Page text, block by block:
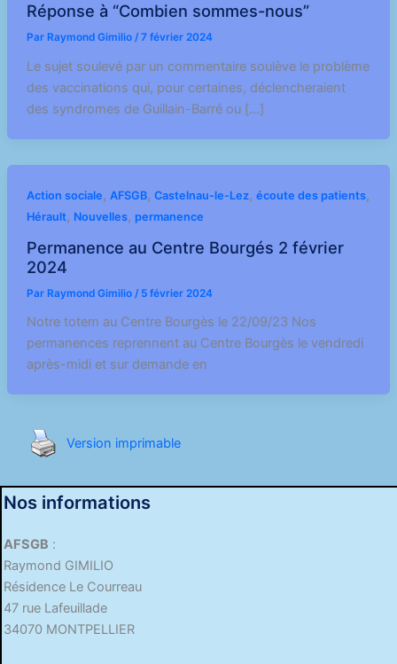
Réponse à “Combien sommes-nous”
Par Raymond Gimilio / 7 février 2024
Le sujet soulevé par un commentaire soulève le problème
des vaccinations qui, pour certaines, déclencheraient
des syndromes de Guillain-Barré ou […]
Action sociale, AFSGB, Castelnau-le-Lez, écoute des patients,
Hérault, Nouvelles, permanence
Permanence au Centre Bourgés 2 février
2024
Par Raymond Gimilio / 5 février 2024
Notre totem au Centre Bourgès le 22/09/23 Nos
permanences reprennent au Centre Bourgès le vendredi
après-midi et sur demande en
Version imprimable
Nos informations
AFSGB :
Raymond GIMILIO
Résidence Le Courreau
47 rue Lafeuillade
34070 MONTPELLIER